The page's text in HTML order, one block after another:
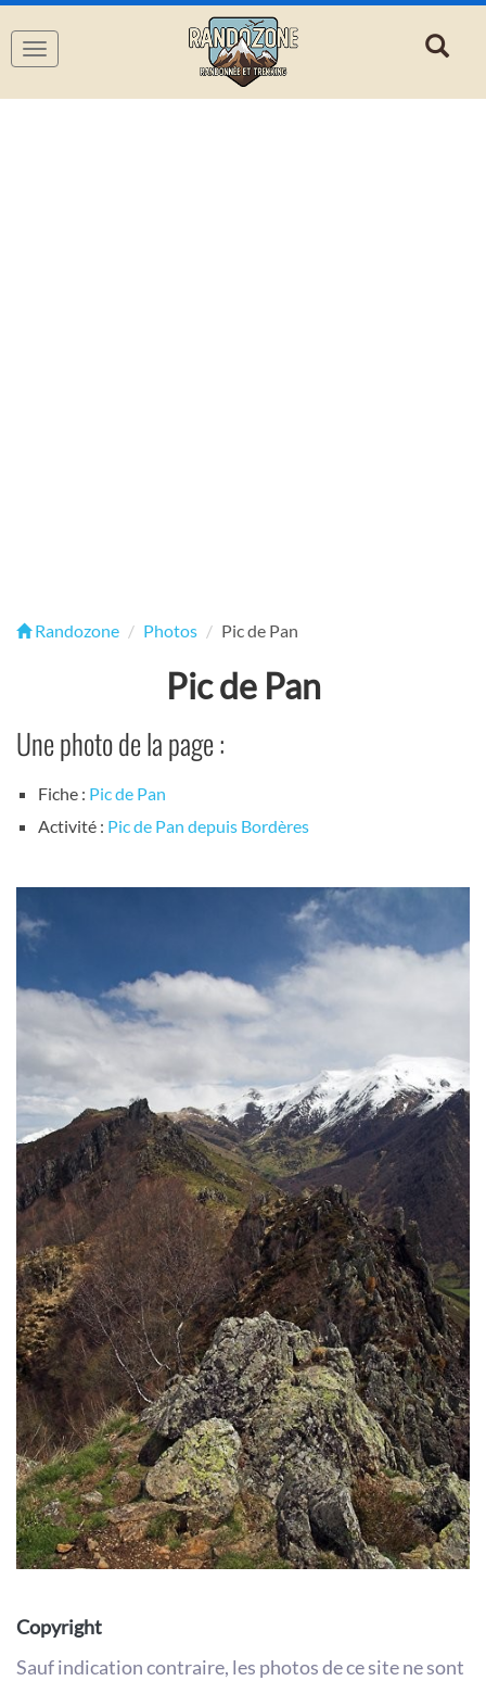
Navigation
Randozone Photos Pic de Pan
Pic de Pan
Une photo de la page :
Fiche : Pic de Pan
Activité : Pic de Pan depuis Bordères
Copyright
Sauf indication contraire, les photos de ce site ne sont